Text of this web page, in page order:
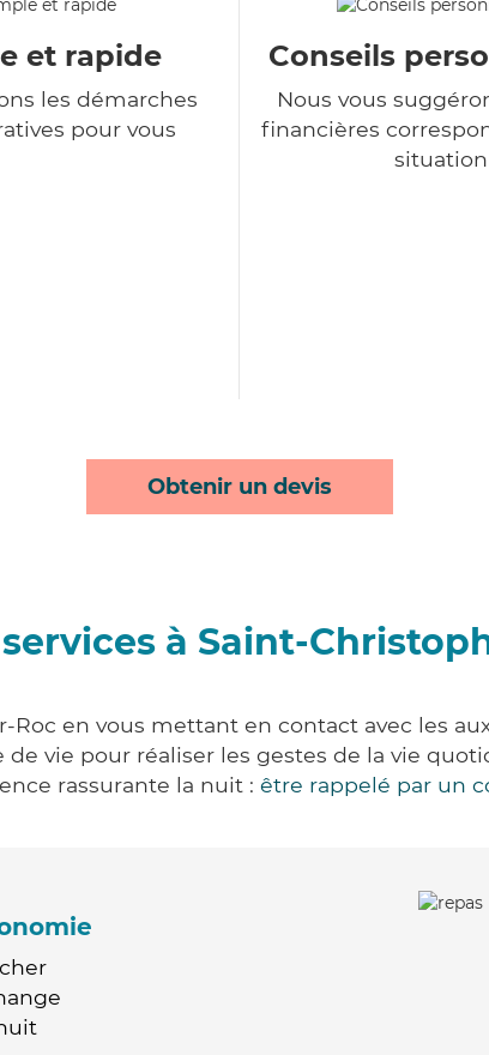
et rapide
les démarches
pour vous
Conseils
Nous vous
financières
situation
Obtenir un devis
à Saint-
en vous mettant en contact avec les
de vie pour réaliser les gestes de la vie
rassurante la nuit : être rappelé par un